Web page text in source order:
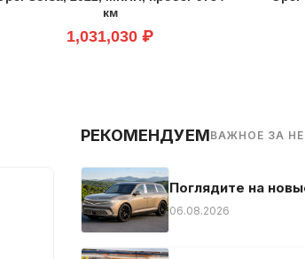
км
1,031,030 ₽
РЕКОМЕНДУЕМВАЖНОЕ ЗА
Поглядите на
06.08.2026